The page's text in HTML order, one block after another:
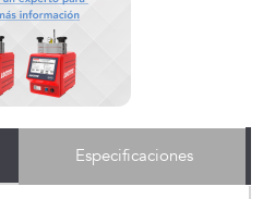
Especificaciones